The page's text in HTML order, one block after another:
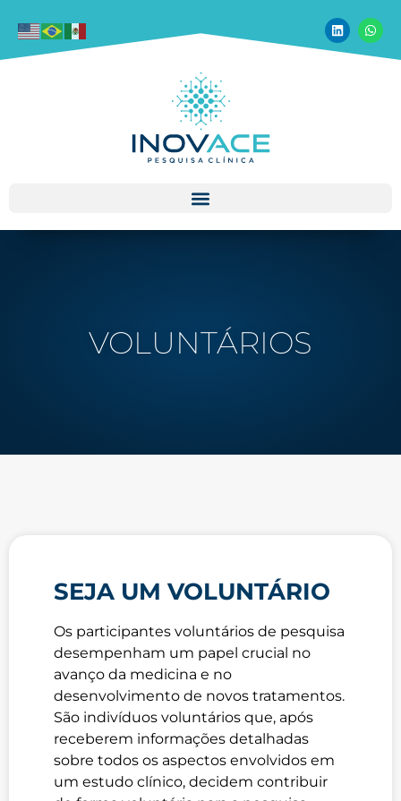
VOLUNTÁRIOS
SEJA UM VOLUNTÁRIO
Os participantes voluntários de pesquisa
desempenham um papel crucial no
avanço da medicina e no
desenvolvimento de novos tratamentos.
São indivíduos voluntários que, após
receberem informações detalhadas
sobre todos os aspectos envolvidos em
um estudo clínico, decidem contribuir